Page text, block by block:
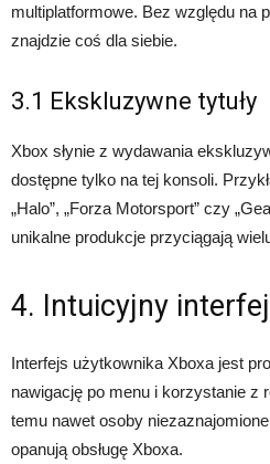
multiplatformowe. Bez względu na
znajdzie coś dla siebie.
3.1 Ekskluzywne tytuły
Xbox słynie z wydawania
dostępne tylko na tej konsoli.
„Halo”, „Forza Motorsport” czy
unikalne produkcje przyciągają
4. Intuicyjny
Interfejs użytkownika Xboxa jest
nawigację po menu i korzystanie z
temu nawet osoby
opanują obsługę Xboxa.